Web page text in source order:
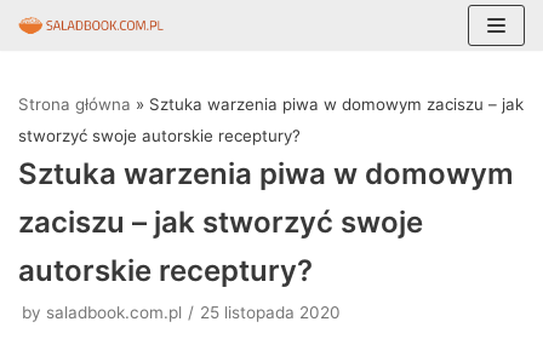
do
treści
Strona główna » Sztuka warzenia piwa w domowym zaciszu – jak
stworzyć swoje autorskie receptury?
Sztuka warzenia piwa w domowym
zaciszu – jak stworzyć swoje
autorskie receptury?
by saladbook.com.pl 25 listopada 2020